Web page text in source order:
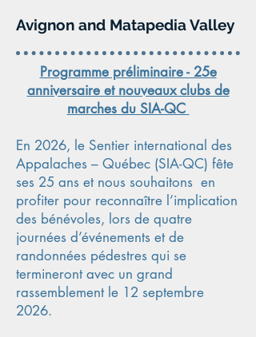
Avignon and Matapedia Valley
Programme préliminaire - 25e
anniversaire et nouveaux clubs de
marches du SIA-QC
En 2026, le Sentier international des
Appalaches – Québec (SIA-QC) fête
ses 25 ans et nous souhaitons en
profiter pour reconnaître l’implication
des bénévoles, lors de quatre
journées d’événements et de
randonnées pédestres qui se
termineront avec un grand
rassemblement le 12 septembre
2026.